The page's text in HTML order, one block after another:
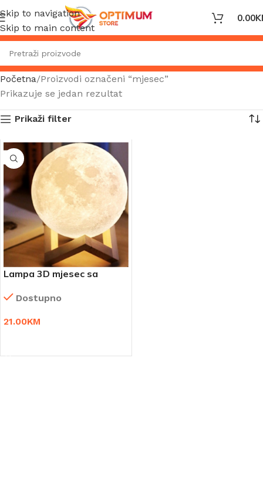
Skip to navigation
Skip to main content
0.00
Početna Proizvodi označeni “mjesec”
Prikazuje se jedan rezultat
Prikaži filter
Lampa 3D mjesec sa
Dostupno
21.00KM